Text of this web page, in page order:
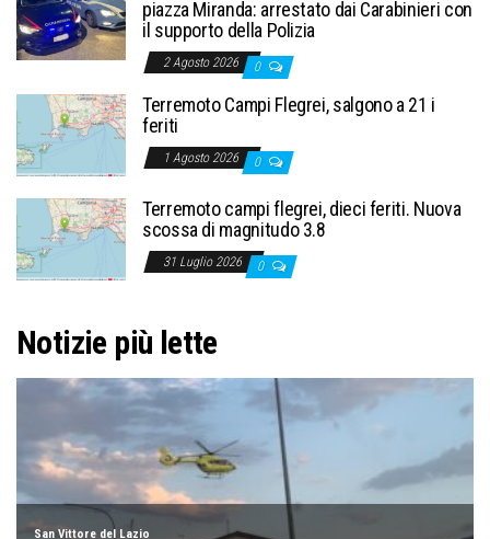
piazza Miranda: arrestato dai Carabinieri con
il supporto della Polizia
2 Agosto 2026 0
Terremoto Campi Flegrei, salgono a 21 i
feriti
1 Agosto 2026 0
Terremoto campi flegrei, dieci feriti. Nuova
scossa di magnitudo 3.8
31 Luglio 2026 0
Notizie più lette